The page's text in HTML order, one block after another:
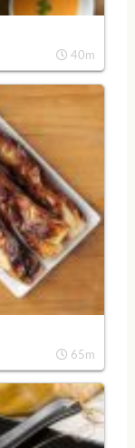
40m
65m